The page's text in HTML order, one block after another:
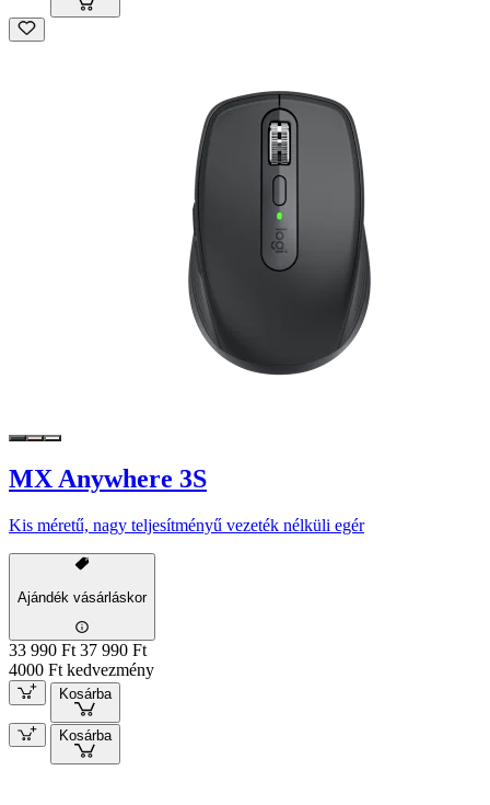
MX Anywhere 3S
Kis méretű, nagy teljesítményű vezeték nélküli egér
Ajándék vásárláskor
33 990 Ft 37 990 Ft
4000 Ft kedvezmény
Kosárba
Kosárba